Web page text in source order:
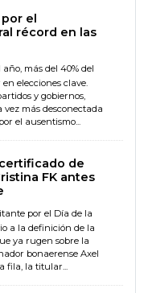
el
récord en las
más del 40% del
elecciones clave.
y gobiernos,
más desconectada
el ausentismo...
de
FK antes
por el Día de la
a la definición de la
ya rugen sobre la
bonaerense Axel
fila, la titular...